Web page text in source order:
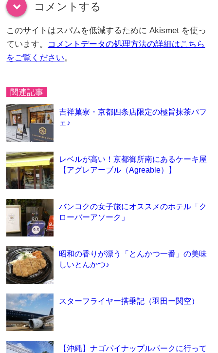
down コメントする
このサイトはスパムを低減するために Akismet を使っ
ています。 コメントデータの処理方法の詳細はこちら
をご覧ください。
関連記事
吉祥菓寮・京都四条店限定の極旨抹茶パフ
ェ♪
レベルが高い！京都御所南にあるケーキ屋
【アグレアーブル（Agreable）】
バンコクの女子旅にオススメのホテル「ク
ローバーアソーク」
昭和の香りが漂う「とんかつ一番」の美味
しいとんかつ♪
スターフライヤー搭乗記（羽田ー関空）
【沖縄】ナゴパイナップルパークに行って